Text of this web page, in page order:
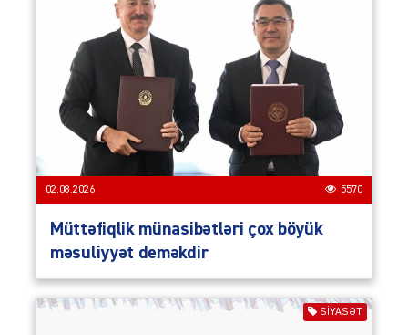
02.08.2026 5570
Müttəfiqlik münasibətləri çox böyük
məsuliyyət deməkdir
SIYASƏT